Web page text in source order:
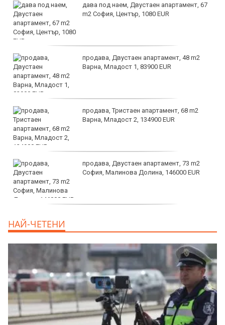
дава под наем, Двустаен апартамент, 67
m2 София, Център, 1080 EUR
продава, Двустаен апартамент, 48 m2
Варна, Младост 1, 83900 EUR
продава, Тристаен апартамент, 68 m2
Варна, Младост 2, 134900 EUR
продава, Двустаен апартамент, 73 m2
София, Малинова Долина, 146000 EUR
НАЙ-ЧЕТЕНИ